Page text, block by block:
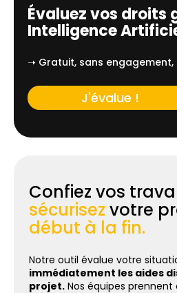
Évaluez vos droits
Intelligence
➝ Gratuit, sans engagement,
J'évalue !
Confiez vos
sécurisez votre
début à la fin.
Notre outil évalue votre
immédiatement les aides
projet. Nos équipes